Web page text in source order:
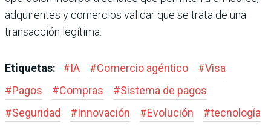
adquirentes y comercios validar que se trata de una
transacción legítima.
Etiquetas: #IA #Comercio agéntico #Visa
#Pagos #Compras #Sistema de pagos
#Seguridad #Innovación #Evolución #tecnología